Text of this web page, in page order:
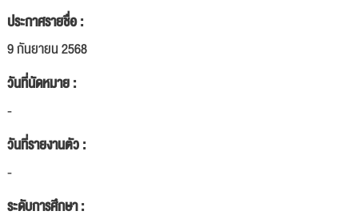
ประกาศรายชื่อ :
9 กันยายน 2568
วันที่นัดหมาย :
-
วันที่รายงานตัว :
-
ระดับการศึกษา :